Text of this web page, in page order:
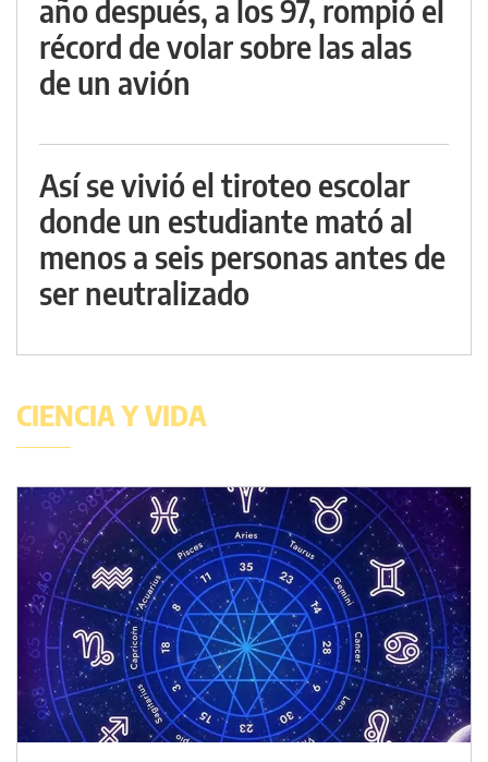
año después, a los 97, rompió el
récord de volar sobre las alas
de un avión
Así se vivió el tiroteo escolar
donde un estudiante mató al
menos a seis personas antes de
ser neutralizado
CIENCIA Y VIDA